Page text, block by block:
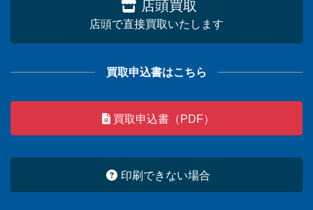
店頭買取
店頭で直接買取いたします
買取申込書はこちら
買取申込書（PDF）
印刷できない場合